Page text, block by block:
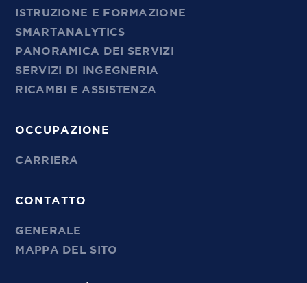
ISTRUZIONE E FORMAZIONE
SMARTANALYTICS
PANORAMICA DEI SERVIZI
SERVIZI DI INGEGNERIA
RICAMBI E ASSISTENZA
OCCUPAZIONE
CARRIERA
CONTATTO
GENERALE
MAPPA DEL SITO